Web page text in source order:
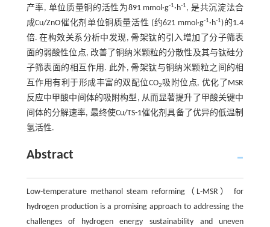
产率, 单位质量铜的活性为891 mmol·g-1·h-1, 是共沉淀法合
成Cu/ZnO催化剂单位铜质量活性 (约621 mmol·g-1·h-1)的1.4
倍. 在构效关系分析中发现, 骨架钛的引入增加了分子筛表
面的弱酸性位点, 改善了铜纳米颗粒的分散性及其与钛硅分
子筛表面的相互作用. 此外, 骨架钛与铜纳米颗粒之间的相
互作用有利于形成丰富的双配位CO2吸附位点, 优化了MSR
反应中甲酸中间体的吸附构型, 从而显著提升了甲酸关键中
间体的分解速率, 最终使Cu/TS-1催化剂具备了优异的低温制
氢活性.
Abstract
Low-temperature methanol steam reforming（L-MSR） for
hydrogen production is a promising approach to addressing the
challenges of hydrogen energy sustainability and uneven